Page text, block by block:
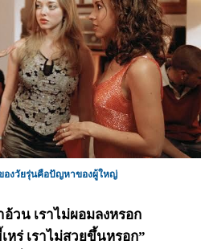
งวัยรุ่นคือปัญหาของผู้ใหญ่
อ้วน เราไม่ผอมลงหรอก
หร่ เราไม่สวยขึ้นหรอก”